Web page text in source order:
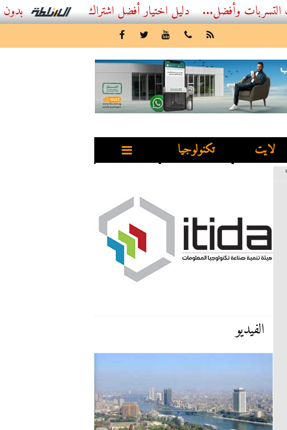
أفضل اشتراك IPTV بدون تقطيع 2026 – دليل المشاهد العصري
لايت تكنولوجيا
الفيديو